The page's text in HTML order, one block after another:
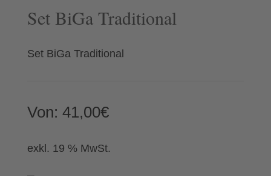
Set BiGa Traditional
Set BiGa Traditional
Von: 41,00€
exkl. 19 % MwSt.